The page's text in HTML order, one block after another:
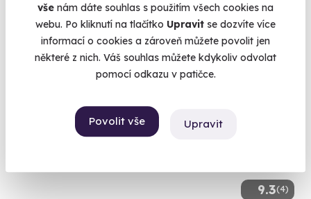
vše nám dáte souhlas s použitím všech cookies na
webu. Po kliknutí na tlačítko Upravit se dozvíte více
informací o cookies a zároveň můžete povolit jen
některé z nich. Váš souhlas můžete kdykoliv odvolat
pomocí odkazu v patičce.
Povolit vše Upravit
1 490 Kč
9.3(4)